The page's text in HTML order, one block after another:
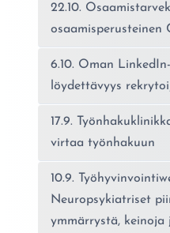
22.10.
osaamisperusteinen
6.10. Oman
löydettävyys
17.9.
virtaa työnhakuun
10.9.
Neuropsykiatriset
ymmärrystä,